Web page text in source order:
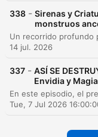
338 - Sirenas y
monstruos
14 jul. 2026
337 - ASÍ SE
Envidia y
Tue, 7 Jul 2026